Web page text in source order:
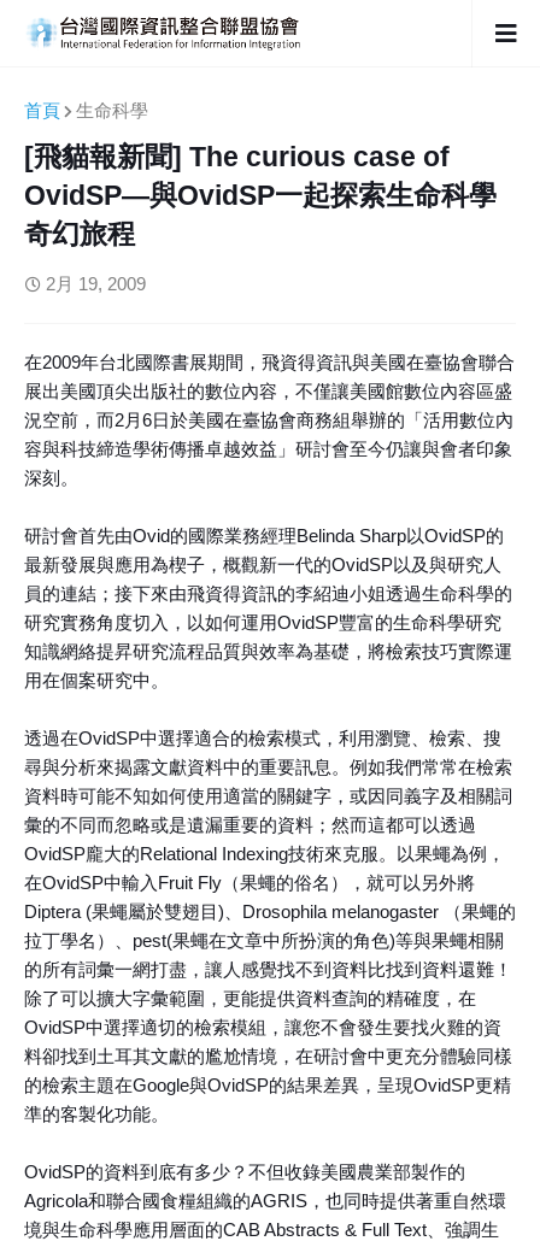
首頁 生命科學
[飛貓報新聞] The curious case of
OvidSP—與OvidSP一起探索生命科學
奇幻旅程
2月 19, 2009
在2009年台北國際書展期間，飛資得資訊與美國在臺協會聯合
展出美國頂尖出版社的數位內容，不僅讓美國館數位內容區盛
況空前，而2月6日於美國在臺協會商務組舉辦的「活用數位內
容與科技締造學術傳播卓越效益」研討會至今仍讓與會者印象
深刻。
研討會首先由Ovid的國際業務經理Belinda Sharp以OvidSP的
最新發展與應用為楔子，概觀新一代的OvidSP以及與研究人
員的連結；接下來由飛資得資訊的李紹迪小姐透過生命科學的
研究實務角度切入，以如何運用OvidSP豐富的生命科學研究
知識網絡提昇研究流程品質與效率為基礎，將檢索技巧實際運
用在個案研究中。
透過在OvidSP中選擇適合的檢索模式，利用瀏覽、檢索、搜
尋與分析來揭露文獻資料中的重要訊息。例如我們常常在檢索
資料時可能不知如何使用適當的關鍵字，或因同義字及相關詞
彙的不同而忽略或是遺漏重要的資料；然而這都可以透過
OvidSP龐大的Relational Indexing技術來克服。以果蠅為例，
在OvidSP中輸入Fruit Fly（果蠅的俗名），就可以另外將
Diptera (果蠅屬於雙翅目)、Drosophila melanogaster （果蠅的
拉丁學名）、pest(果蠅在文章中所扮演的角色)等與果蠅相關
的所有詞彙一網打盡，讓人感覺找不到資料比找到資料還難！
除了可以擴大字彙範圍，更能提供資料查詢的精確度，在
OvidSP中選擇適切的檢索模組，讓您不會發生要找火雞的資
料卻找到土耳其文獻的尷尬情境，在研討會中更充分體驗同樣
的檢索主題在Google與OvidSP的結果差異，呈現OvidSP更精
準的客製化功能。
OvidSP的資料到底有多少？不但收錄美國農業部製作的
Agricola和聯合國食糧組織的AGRIS，也同時提供著重自然環
境與生命科學應用層面的CAB Abstracts & Full Text、強調生